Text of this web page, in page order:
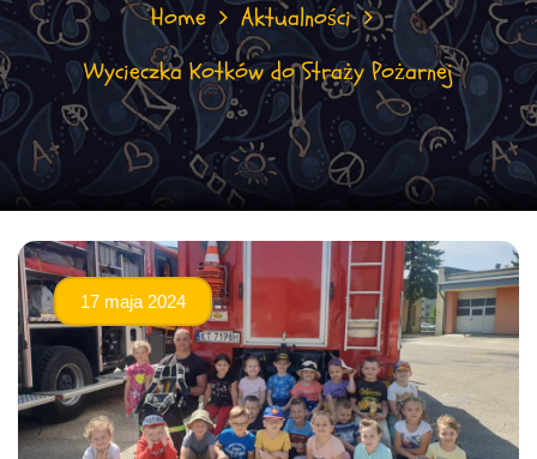
Home
Aktualności
Wycieczka Kotków do Straży Pożarnej
17 maja 2024